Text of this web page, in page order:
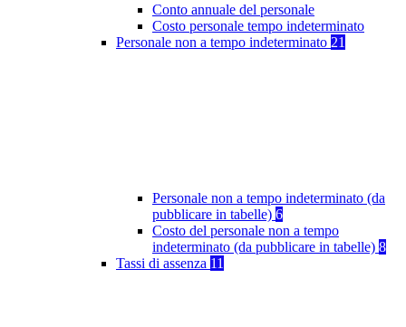
Conto annuale del personale
Costo personale tempo indeterminato
Personale non a tempo indeterminato 21
Personale non a tempo indeterminato (da
pubblicare in tabelle) 6
Costo del personale non a tempo
indeterminato (da pubblicare in tabelle) 8
Tassi di assenza 11